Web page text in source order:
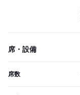
席・設備
席数